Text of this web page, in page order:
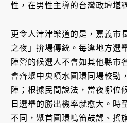
性，在男性主導的台灣政壇堪
更令人津津樂道的是，嘉義市
之夜」拚場傳統。每逢地方選
陣營的候選人不會如其他縣市
會齊聚中央噴水圓環同場較勁
陣；根據民間說法，當夜哪位
日選舉的勝出機率就愈大。時
不同，聚首圓環鳴笛鼓譟、搖